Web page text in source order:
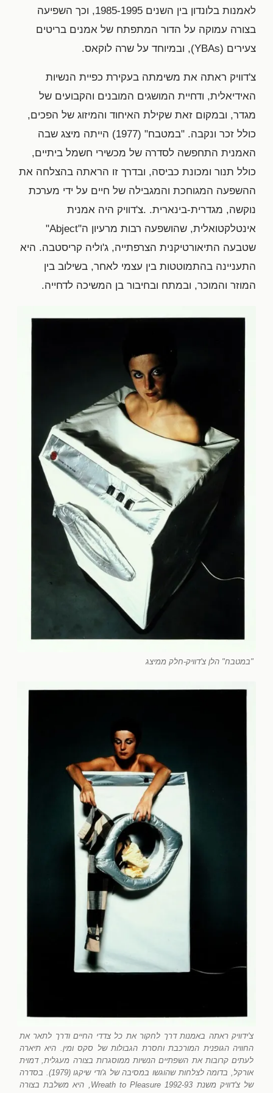
לאמנות בלונדון בין השנים 1985-1995, וכך השפיעה
בצורה עמוקה על הדור המתפתח של אמנים בריטים
צעירים (YBAs), ובמיוחד על שרה לוקאס.
צ'דוויק ראתה את משימתה בעקירת כפיית הנשיות
האידיאלית, ודחיית המושגים המובנים והקבועים של
מגדר, ובמקום זאת שקילת האיחוד והמיזוג של הפכים,
כולל זכר ונקבה. "במטבח" (1977) הייתה מיצג שבה
האמנית התחפשה לסדרה של מכשירי חשמל ביתיים,
כולל תנור ומכונת כביסה, ובדרך זו הראתה בהצלחה את
ההשפעה המגוחכת והמגבילה של חיים על ידי מערכת
נוקשה, מגדרית-בינארית. .צ'דוויק היה אמנית
אינטלקטואלית, שהושפעה רבות מרעיון ה"Abject"
שטבעה התיאורטיקנית הצרפתייה, ג'וליה קריסטבה. היא
התעניינה בהתמוטטות בין עצמי לאחר, בשילוב בין
המוזר והמוכר, ובמתח ובחיבור בן המשיכה לדחייה.
"במטבח" הלן צ'דוויק-חלק ממיצג
צ'ידוויק ראתה באמנות דרך לחקור את כל צדדי החיים ודרך לתאר את
החוויה הגופנית המורכבת וחסרת הגבולות של סקס ומין. היא תיארה
לעתים קרובות את השפתיים הנשיות ממוסגרות בצורה מעגלית, דמוית
אורקל, בדומה לצלחות שהוגשו במסיבה של ג'ודי שיקגו (1979). בסדרה
של צ'דוויק משנת 1992-93 Wreath to Pleasure, היא משלבת בצורה